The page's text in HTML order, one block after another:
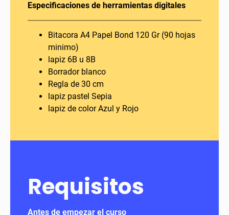
Especificaciones de herramientas digitales
Bitacora A4 Papel Bond 120 Gr (90 hojas
minimo)
lapiz 6B u 8B
Borrador blanco
Regla de 30 cm
lapiz pastel Sepia
lapiz de color Azul y Rojo
Requisitos
Antes de empezar el curso